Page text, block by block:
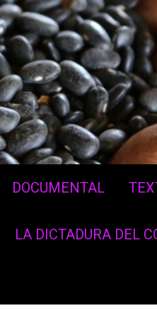
DOCUMENTAL
LA DICTADURA DEL